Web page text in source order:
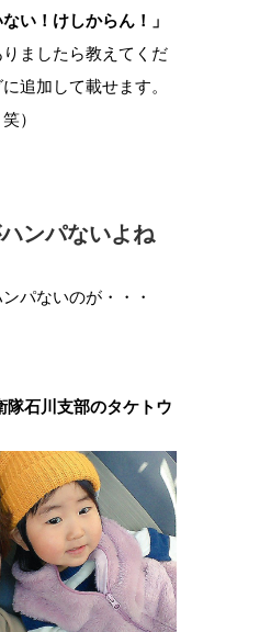
い！けしからん！」
ましたら教えてくだ
追加して載せます。
）
ンパないよね
パないのが・・・
隊石川支部のタケトウ